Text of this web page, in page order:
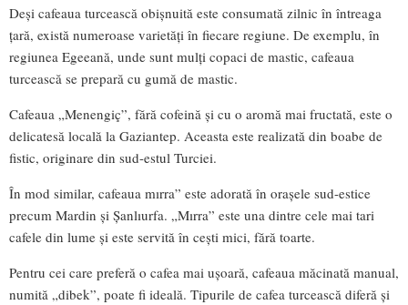
Deși cafeaua turcească obișnuită este consumată zilnic în întreaga
țară, există numeroase varietăți în fiecare regiune. De exemplu, în
regiunea Egeeană, unde sunt mulți copaci de mastic, cafeaua
turcească se prepară cu gumă de mastic.
Cafeaua „Menengiç”, fără cofeină și cu o aromă mai fructată, este o
delicatesă locală la Gaziantep. Aceasta este realizată din boabe de
fistic, originare din sud-estul Turciei.
În mod similar, cafeaua mırra” este adorată în orașele sud-estice
precum Mardin și Șanlıurfa. „Mırra” este una dintre cele mai tari
cafele din lume și este servită în cești mici, fără toarte.
Pentru cei care preferă o cafea mai ușoară, cafeaua măcinată manual,
numită „dibek”, poate fi ideală. Tipurile de cafea turcească diferă și